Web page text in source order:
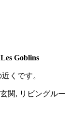
Goblins
くです。
関, リビングルー